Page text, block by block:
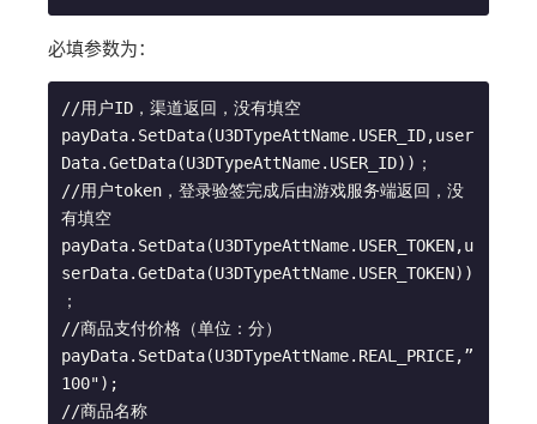
必填参数为：
//用户ID，渠道返回，没有填空
payData.SetData(U3DTypeAttName.USER_ID,user
Data.GetData(U3DTypeAttName.USER_ID))；
//用户token，登录验签完成后由游戏服务端返回，没
有填空
payData.SetData(U3DTypeAttName.USER_TOKEN,u
serData.GetData(U3DTypeAttName.USER_TOKEN))
；
//商品支付价格（单位：分）
payData.SetData(U3DTypeAttName.REAL_PRICE,”
100");
//商品名称